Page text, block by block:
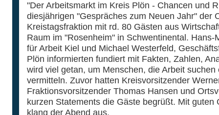
"Der Arbeitsmarkt im Kreis Plön - Chancen und
diesjährigen "Gespräches zum Neuen Jahr" der
Kreistagsfraktion mit rd. 80 Gästen aus
Raum im "Rosenheim" in Schwentinental.
für Arbeit Kiel und Michael Westerfeld,
Plön informierten fundiert mit Fakten, Zahlen,
wird viel getan, um Menschen, die Arbeit
vermitteln. Zuvor hatten Kreisvorsitzender
Fraktionsvorsitzender Thomas Hansen und
kurzen Statements die Gäste begrüßt. Mit guten
klang der Abend aus.